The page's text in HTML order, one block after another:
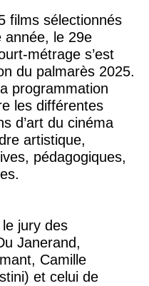
films sélectionnés
année, le 29e
métrage s’est
du palmarès 2025.
programmation
les différentes
d’art du cinéma
artistique,
pédagogiques,
jury des
Janerand,
Camille
et celui de